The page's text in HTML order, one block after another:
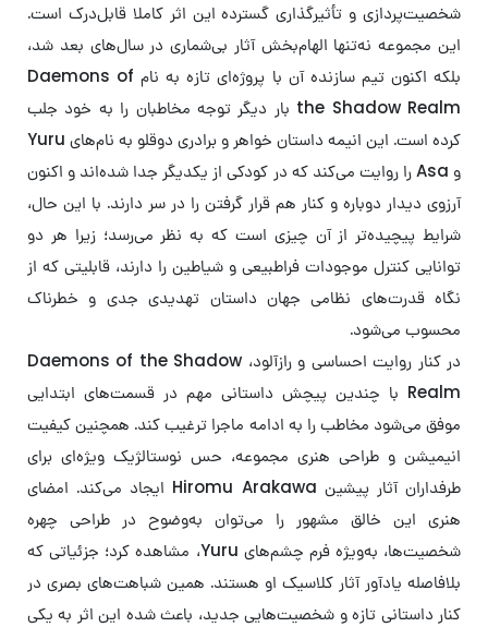
شخصیت‌پردازی و تأثیرگذاری گسترده این اثر کاملا قابل‌درک است.
این مجموعه نه‌تنها الهام‌بخش آثار بی‌شماری در سال‌های بعد شد،
بلکه اکنون تیم سازنده آن با پروژه‌ای تازه به نام Daemons of
the Shadow Realm بار دیگر توجه مخاطبان را به خود جلب
کرده است. این انیمه داستان خواهر و برادری دوقلو به نام‌های Yuru
و Asa را روایت می‌کند که در کودکی از یکدیگر جدا شده‌اند و اکنون
آرزوی دیدار دوباره و کنار هم قرار گرفتن را در سر دارند. با این حال،
شرایط پیچیده‌تر از آن چیزی است که به نظر می‌رسد؛ زیرا هر دو
توانایی کنترل موجودات فراطبیعی و شیاطین را دارند، قابلیتی که از
نگاه قدرت‌های نظامی جهان داستان تهدیدی جدی و خطرناک
محسوب می‌شود.
در کنار روایت احساسی و رازآلود، Daemons of the Shadow
Realm با چندین پیچش داستانی مهم در قسمت‌های ابتدایی
موفق می‌شود مخاطب را به ادامه ماجرا ترغیب کند. همچنین کیفیت
انیمیشن و طراحی هنری مجموعه، حس نوستالژیک ویژه‌ای برای
طرفداران آثار پیشین Hiromu Arakawa ایجاد می‌کند. امضای
هنری این خالق مشهور را می‌توان به‌وضوح در طراحی چهره
شخصیت‌ها، به‌ویژه فرم چشم‌های Yuru، مشاهده کرد؛ جزئیاتی که
بلافاصله یادآور آثار کلاسیک او هستند. همین شباهت‌های بصری در
کنار داستانی تازه و شخصیت‌هایی جدید، باعث شده این اثر به یکی